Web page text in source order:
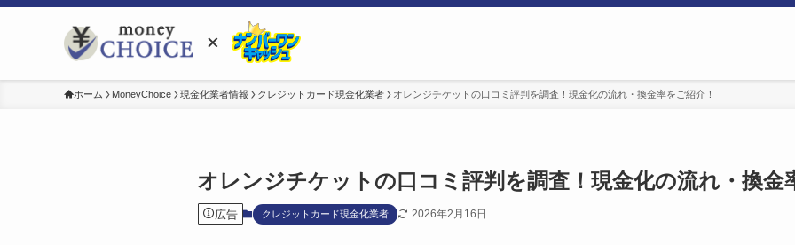
ホーム MoneyChoice 現金化業者情報 クレジットカード現金化業者 オレンジチケットの口コミ評判を調査！現金化の流れ・換金率をご紹介！
オレンジチケットの口コミ評判を調査！現金化の流れ・換金
広告 クレジットカード現金化業者 2026年2月16日